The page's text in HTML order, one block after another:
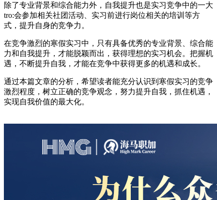
除了专业背景和综合能力外，自我提升也是实习竞争中的一大
tro:会参加相关社团活动、实习前进行岗位相关的培训等方
式，提升自身的竞争力。
在竞争激烈的寒假实习中，只有具备优秀的专业背景、综合能
力和自我提升，才能脱颖而出，获得理想的实习机会。把握机
遇，不断提升自我，才能在竞争中获得更多的机遇和成长。
通过本篇文章的分析，希望读者能充分认识到寒假实习的竞争
激烈程度，树立正确的竞争观念，努力提升自我，抓住机遇，
实现自我价值的最大化。